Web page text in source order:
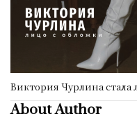
Виктория Чурлина стала
About Author